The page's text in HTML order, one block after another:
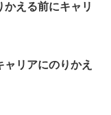
える前にキャリ
リアにのりかえ